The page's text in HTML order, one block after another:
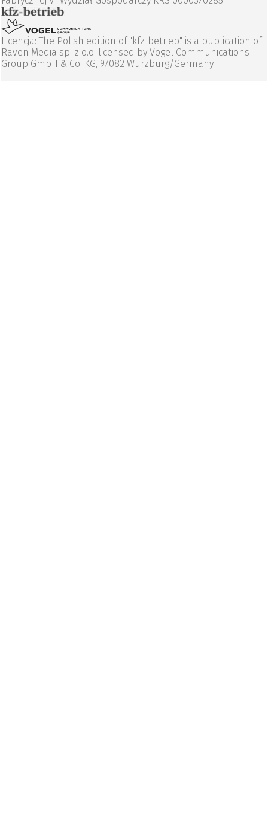
Licencja: The Polish edition of "kfz-betrieb" is a publication of
Raven Media sp. z o.o. licensed by Vogel Communications
Group GmbH & Co. KG, 97082 Wurzburg/Germany.